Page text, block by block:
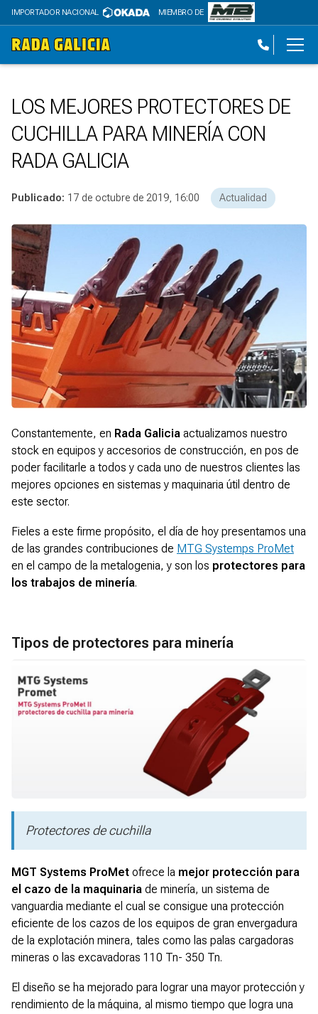
IMPORTADOR NACIONAL MIEMBRO DE
LOS MEJORES PROTECTORES DE
CUCHILLA PARA MINERÍA CON
RADA GALICIA
Publicado: 17 de octubre de 2019, 16:00 Actualidad
Constantemente, en Rada Galicia actualizamos nuestro
stock en equipos y accesorios de construcción, en pos de
poder facilitarle a todos y cada uno de nuestros clientes las
mejores opciones en sistemas y maquinaria útil dentro de
este sector.
Fieles a este firme propósito, el día de hoy presentamos una
de las grandes contribuciones de MTG Systemps ProMet
en el campo de la metalogenia, y son los protectores para
los trabajos de minería.
Tipos de protectores para minería
Protectores de cuchilla
MGT Systems ProMet ofrece la mejor protección para
el cazo de la maquinaria de minería, un sistema de
vanguardia mediante el cual se consigue una protección
eficiente de los cazos de los equipos de gran envergadura
de la explotación minera, tales como las palas cargadoras
mineras o las excavadoras 110 Tn- 350 Tn.
El diseño se ha mejorado para lograr una mayor protección y
rendimiento de la máquina, al mismo tiempo que logra una